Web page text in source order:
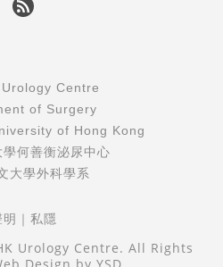
Centre
of Surgery
of Hong Kong
何善衡泌尿中心
大學外科學系
｜ 私隱
Urology Centre. All Rights